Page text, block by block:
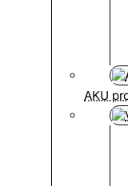
AKU